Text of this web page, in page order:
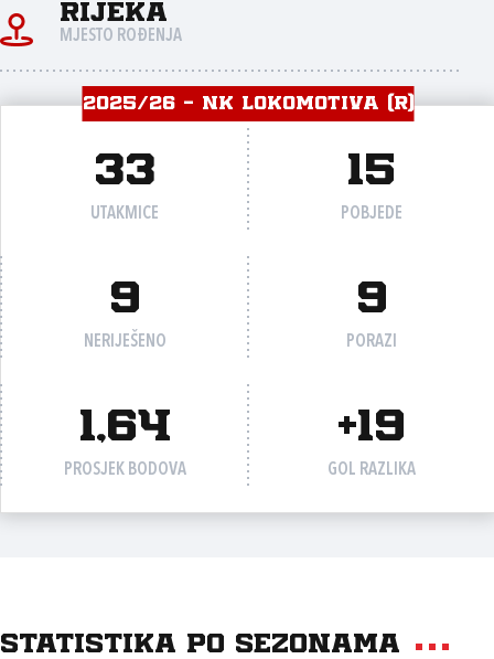
Rijeka
MJESTO ROĐENJA
2025/26 - NK LOKOMOTIVA (R)
33
UTAKMICE
15
POBJEDE
9
NERIJEŠENO
9
PORAZI
1,64
PROSJEK BODOVA
+19
GOL RAZLIKA
Statistika po sezonama